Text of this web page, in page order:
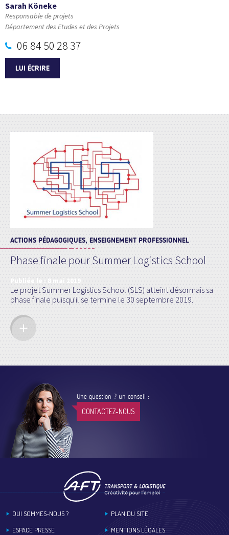
Sarah Köneke
Responsable de projets
Département des Etudes et des Projets
06 84 50 28 37
LUI ÉCRIRE
ACTIONS PÉDAGOGIQUES, ENSEIGNEMENT PROFESSIONNEL
Phase finale pour Summer Logistics School
Publiée le : 8 mai 2019
Le projet Summer Logistics School (SLS) atteint désormais sa
phase finale puisqu'il se termine le 30 septembre 2019.
Une question ? un conseil :
CONTACTEZ-NOUS
QUI SOMMES-NOUS ?
ESPACE PRESSE
PLAN DU SITE
MENTIONS LÉGALES